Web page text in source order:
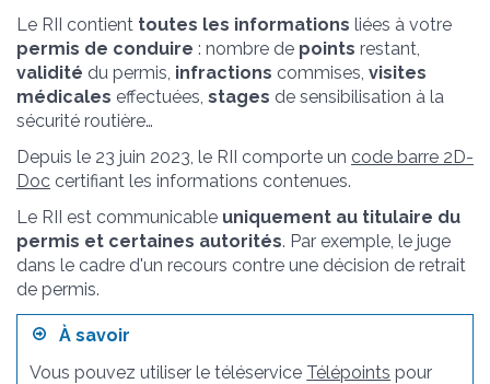
Le RII contient toutes les informations liées à votre
permis de conduire : nombre de points restant,
validité du permis, infractions commises, visites
médicales effectuées, stages de sensibilisation à la
sécurité routière…
Depuis le 23 juin 2023, le RII comporte un code barre 2D-
Doc certifiant les informations contenues.
Le RII est communicable uniquement au titulaire du
permis et certaines autorités. Par exemple, le juge
dans le cadre d'un recours contre une décision de retrait
de permis.
À savoir
Vous pouvez utiliser le téléservice Télépoints pour